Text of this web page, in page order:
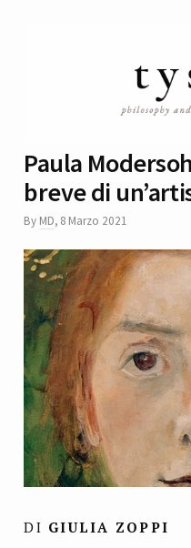
Paula
breve di
By MD, 8 Marzo 2021
DI GIULIA ZOPPI